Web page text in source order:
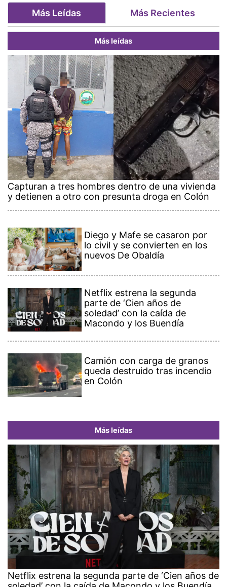
Más Leídas Más Recientes
Más leídas
Capturan a tres hombres dentro de una vivienda
y detienen a otro con presunta droga en Colón
Diego y Mafe se casaron por
lo civil y se convierten en los
nuevos De Obaldía
Netflix estrena la segunda
parte de ‘Cien años de
soledad’ con la caída de
Macondo y los Buendía
Camión con carga de granos
queda destruido tras incendio
en Colón
Más leídas
Netflix estrena la segunda parte de ‘Cien años de